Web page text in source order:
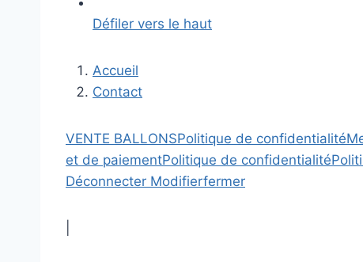
Défiler vers le haut
Accueil
Contact
VENTE BALLONSPolitique de confidentialité
et de paiementPolitique de confidentialité
Déconnecter Modifierfermer